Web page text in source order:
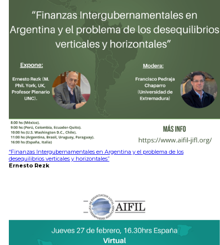
“Finanzas Intergubernamentales en Argentina y el problema de los
desequilibrios verticales y horizontales”
Ernesto Rezk